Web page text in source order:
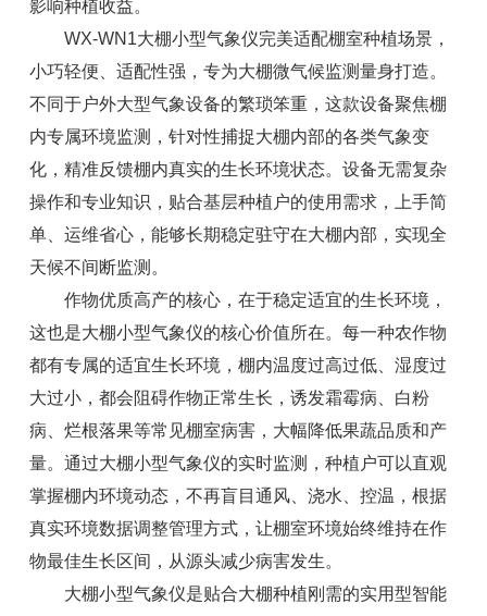
影响种植收益。
WX-WN1大棚小型气象仪完美适配棚室种植场景，
小巧轻便、适配性强，专为大棚微气候监测量身打造。
不同于户外大型气象设备的繁琐笨重，这款设备聚焦棚
内专属环境监测，针对性捕捉大棚内部的各类气象变
化，精准反馈棚内真实的生长环境状态。设备无需复杂
操作和专业知识，贴合基层种植户的使用需求，上手简
单、运维省心，能够长期稳定驻守在大棚内部，实现全
天候不间断监测。
作物优质高产的核心，在于稳定适宜的生长环境，
这也是大棚小型气象仪的核心价值所在。每一种农作物
都有专属的适宜生长环境，棚内温度过高过低、湿度过
大过小，都会阻碍作物正常生长，诱发霜霉病、白粉
病、烂根落果等常见棚室病害，大幅降低果蔬品质和产
量。通过大棚小型气象仪的实时监测，种植户可以直观
掌握棚内环境动态，不再盲目通风、浇水、控温，根据
真实环境数据调整管理方式，让棚室环境始终维持在作
物最佳生长区间，从源头减少病害发生。
大棚小型气象仪是贴合大棚种植刚需的实用型智能